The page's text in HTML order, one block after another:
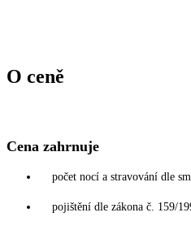
O ceně
Cena zahrnuje
počet nocí a stravování dle
pojištění dle zákona č. 159/